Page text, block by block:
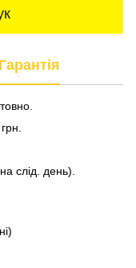
Гарантія
слід. день).